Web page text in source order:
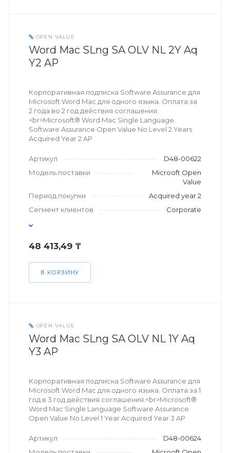
OPEN VALUE
Word Mac SLng SA OLV NL 2Y Aq
Y2 AP
Корпоративная подписка Software Assurance для
Microsoft Word Mac для одного языка. Оплата за
2 года во 2 год действия соглашения.
<br>Microsoft® Word Mac Single Language
Software Assurance Open Value No Level 2 Years
Acquired Year 2 AP
Артикул
D48-00622
Модель поставки
Microoft Open
Value
Период покупки
Acquired year 2
Сегмент клиентов
Corporate
48 413,49 ₸
В КОРЗИНУ
OPEN VALUE
Word Mac SLng SA OLV NL 1Y Aq
Y3 AP
Корпоративная подписка Software Assurance для
Microsoft Word Mac для одного языка. Оплата за 1
год в 3 год действия соглашения.<br>Microsoft®
Word Mac Single Language Software Assurance
Open Value No Level 1 Year Acquired Year 3 AP
Артикул
D48-00624